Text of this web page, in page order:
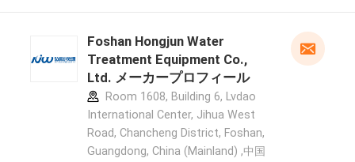
Foshan Hongjun Water
Treatment Equipment Co.,
Ltd. メーカープロフィール
Room 1608, Building 6, Lvdao
International Center, Jihua West
Road, Chancheng District, Foshan,
Guangdong, China (Mainland) ,中国